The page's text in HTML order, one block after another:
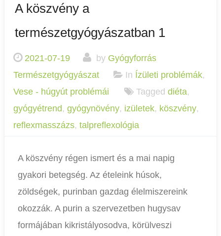
A köszvény a
természetgyógyászatban 1
2021-07-19 by Gyógyforrás
Természetgyógyászat
In Ízületi problémák,
Vese - húgyút problémái
Tagged diéta,
gyógyétrend, gyógynövény, izületek, köszvény,
reflexmasszázs, talpreflexológia
A köszvény régen ismert és a mai napig
gyakori betegség. Az ételeink húsok,
zöldségek, purinban gazdag élelmiszereink
okozzák. A purin a szervezetben hugysav
formájában kikristályosodva, körülveszi